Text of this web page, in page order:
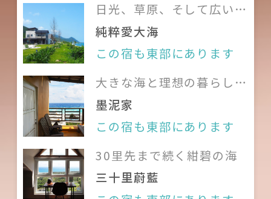
ください。
自然に囲まれた環境の為、室内に
虫がいることがあります。
厨房器具はご利用になれます。油や
煙の出る料理はお控えください、
ガスや火のご利用は十分ご注意く
ださい、ご利用後は清掃して頂き
ますようお願い致します。
当宿泊施設では、クレジットカー
ては
國光客運 、花蓮客運、
鼎東汽車客運をご参照くださ
い。
城山バス停， 0.18キロ；時刻
表と乗車券の料金につきまし
ては鼎東汽車客運をご参照く
ださい。
玉里火車站からタクシーのご
利用をお勧めします。約31
日光、草原、そして広い
海 大切な人たちとのんび
り過ごす休暇
純粹愛大海
この宿も東部にあります
大きな海と理想の暮らし、
小さな島のぬくもりある家
墨泥家
この宿も東部にあります
30里先まで続く紺碧の海
三十里蔚藍